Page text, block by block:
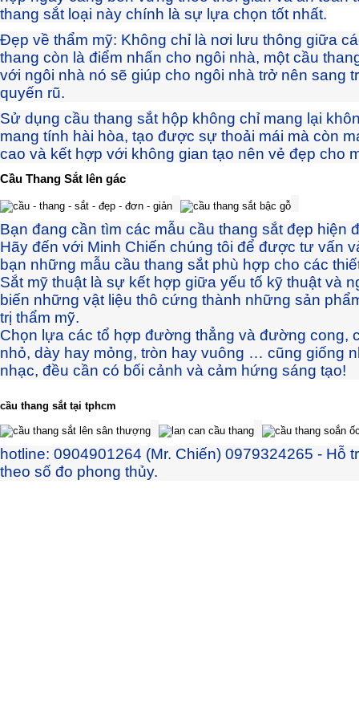
thang sắt loại này chính là sự lựa chọn tốt nhất.
Đẹp về thẩm mỹ: Không chỉ là nơi lưu thông giữa
thang còn là điểm nhấn cho ngôi nhà, một cầu
với ngôi nhà nó sẽ giúp cho ngôi nhà trở nên sang
quyến rũ.
Sử dụng cầu thang sắt hộp không chỉ mang lại
mang tính hài hòa, tạo được sự thoải mái mà còn
cao và kết hợp với không gian tạo nên vẻ đẹp cho
Cầu Thang Sắt lên gác
Bạn đang cần tìm các mẫu cầu thang sắt đẹp hiện
Hãy đến với Minh Chiến chúng tôi để được tư vấn
bạn những mẫu cầu thang sắt phù hợp cho các
Sắt mỹ thuật là sự kết hợp giữa yếu tố kỹ thuật và
biến những vật liệu thô cứng thành những sản
trị thẩm mỹ.
Chọn lựa các tổ hợp đường thẳng và đường cong,
nhỏ, dày hay mỏng, tròn hay vuông … cũng giống
nhạc, đều cần có bối cảnh và cảm hứng sáng tạo!
cầu thang sắt tại tphcm
hotline: 0904901264 (Mr. Chiến) 0979324265 - Hỗ
theo số đo phong thủy.